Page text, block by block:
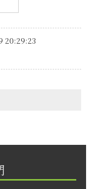
20:29:23